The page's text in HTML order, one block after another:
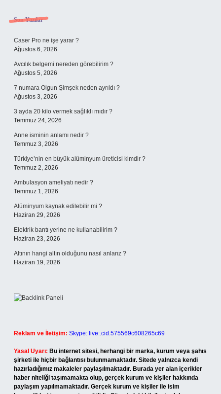
Sidebar
Son Yazılar
Caser Pro ne işe yarar ?
Ağustos 6, 2026
Avcılık belgemi nereden görebilirim ?
Ağustos 5, 2026
7 numara Olgun Şimşek neden ayrıldı ?
Ağustos 3, 2026
3 ayda 20 kilo vermek sağlıklı mıdır ?
Temmuz 24, 2026
Anne isminin anlamı nedir ?
Temmuz 3, 2026
Türkiye’nin en büyük alüminyum üreticisi kimdir ?
Temmuz 2, 2026
Ambulasyon ameliyatı nedir ?
Temmuz 1, 2026
Alüminyum kaynak edilebilir mi ?
Haziran 29, 2026
Elektrik bantı yerine ne kullanabilirim ?
Haziran 23, 2026
Altının hangi altın olduğunu nasıl anlarız ?
Haziran 19, 2026
Reklam ve İletişim: Skype: live:.cid.575569c608265c69
Yasal Uyarı: Bu internet sitesi, herhangi bir marka, kurum veya şahıs
şirketi ile hiçbir bağlantısı bulunmamaktadır. Sitede yalnızca kendi
hazırladığımız makaleler paylaşılmaktadır. Burada yer alan içerikler
haber niteliği taşımamakta olup, gerçek kurum ve kişiler hakkında
paylaşım yapılmamaktadır. Gerçek kurum ve kişiler ile isim